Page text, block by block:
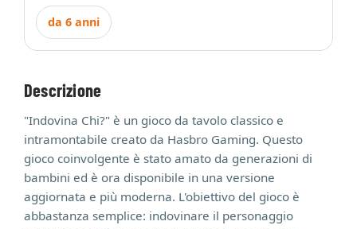
da 6 anni
Descrizione
"Indovina Chi?" è un gioco da tavolo classico e
intramontabile creato da Hasbro Gaming. Questo
gioco coinvolgente è stato amato da generazioni di
bambini ed è ora disponibile in una versione
aggiornata e più moderna. L'obiettivo del gioco è
abbastanza semplice: indovinare il personaggio